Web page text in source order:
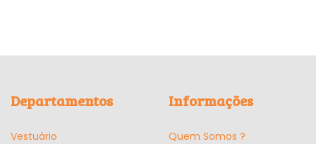
Departamentos
Vestuário
Informações
Quem Somos ?